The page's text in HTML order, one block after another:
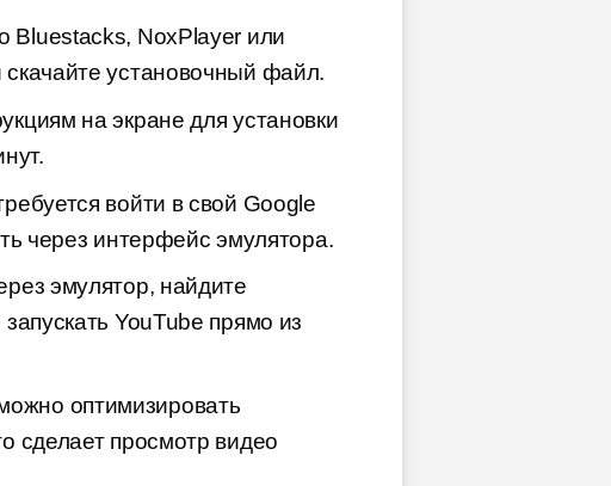
Bluestacks, NoxPlayer или
установочный файл.
на экране для установки
войти в свой Google
через интерфейс эмулятора.
эмулятор, найдите
YouTube прямо из
оптимизировать
сделает просмотр видео